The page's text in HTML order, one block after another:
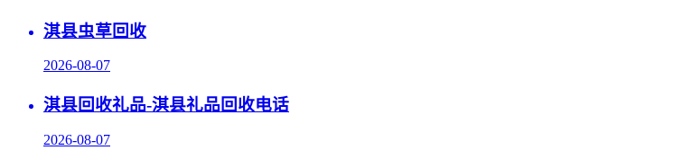
淇县虫草回收
2026-08-07
淇县回收礼品-淇县礼品回收电话
2026-08-07